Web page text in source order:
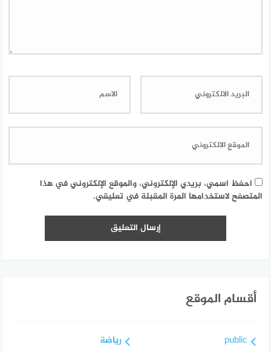
احفظ اسمي، بريدي الإلكتروني، والموقع الإلكتروني في هذا
المتصفح لاستخدامها المرة المقبلة في تعليقي.
أقسام الموقع
public رياضة